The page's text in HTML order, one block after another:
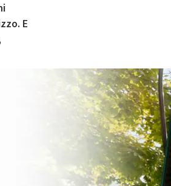
E
è gestito da Plenitude On The Road